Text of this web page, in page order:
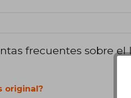
frecuentes sobre el
original?